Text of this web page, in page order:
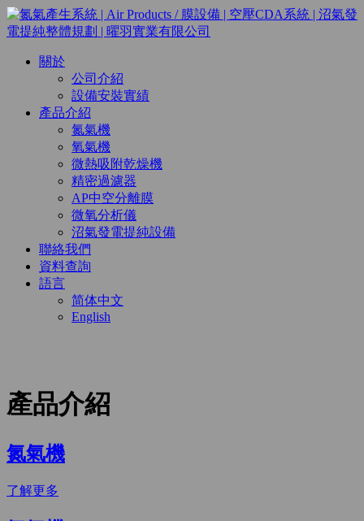
關於
公司介紹
設備安裝實績
產品介紹
氮氣機
氧氣機
微熱吸附乾燥機
精密過濾器
AP中空分離膜
微氧分析儀
沼氣發電提純設備
聯絡我們
資料查詢
語言
简体中文
English
產品介紹
氮氣機
了解更多